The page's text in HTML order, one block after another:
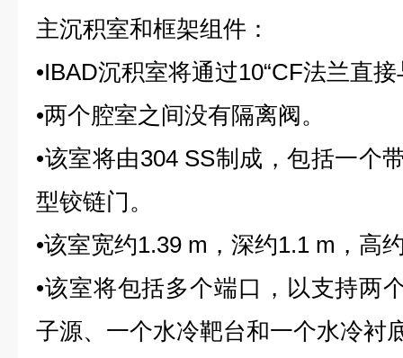
主沉积室和框架组件：
•IBAD沉积室将通过10“CF法兰直
•两个腔室之间没有隔离阀。
•该室将由304 SS制成，包括一个
型铰链门。
•该室宽约1.39 m，深约1.1 m，高
•该室将包括多个端口，以支持两
子源、一个水冷靶台和一个水冷衬